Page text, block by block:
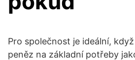
Pro společnost je ideální,
peněz na základní potřeby